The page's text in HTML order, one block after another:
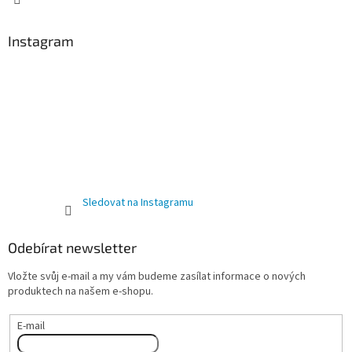
Instagram
Sledovat na Instagramu
Odebírat newsletter
Vložte svůj e-mail a my vám budeme zasílat informace o nových
produktech na našem e-shopu.
E-mail